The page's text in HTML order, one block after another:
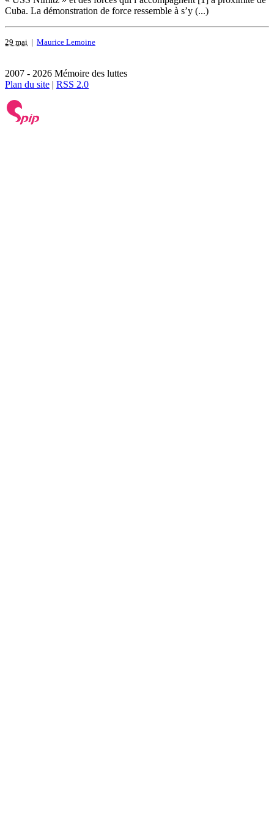
Cuba. La démonstration de force ressemble à s’y (...)
29 mai | Maurice Lemoine
2007 - 2026 Mémoire des luttes
Plan du site | RSS 2.0